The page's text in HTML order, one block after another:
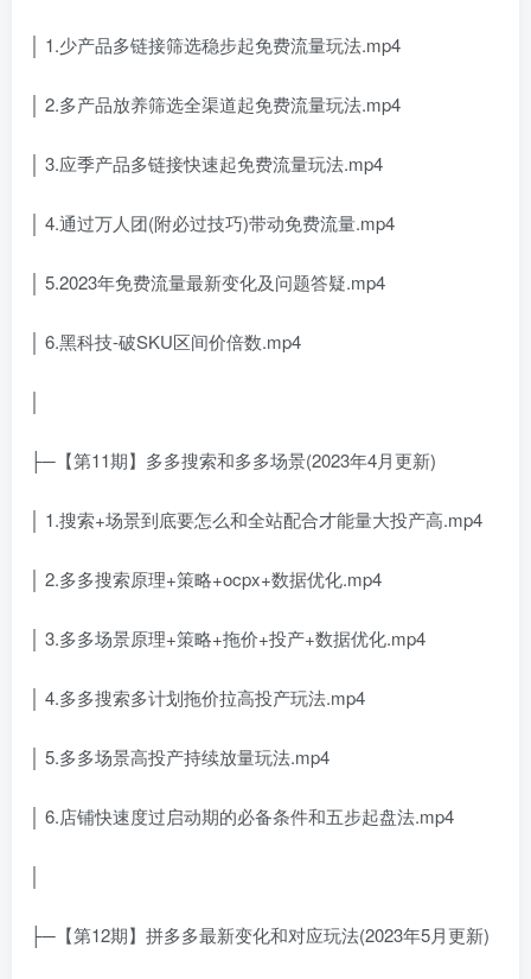
│ 1.少产品多链接筛选稳步起免费流量玩法.mp4
│ 2.多产品放养筛选全渠道起免费流量玩法.mp4
│ 3.应季产品多链接快速起免费流量玩法.mp4
│ 4.通过万人团(附必过技巧)带动免费流量.mp4
│ 5.2023年免费流量最新变化及问题答疑.mp4
│ 6.黑科技-破SKU区间价倍数.mp4
├─【第11期】多多搜索和多多场景(2023年4月更新)
│ 1.搜索+场景到底要怎么和全站配合才能量大投产高.mp4
│ 2.多多搜索原理+策略+ocpx+数据优化.mp4
│ 3.多多场景原理+策略+拖价+投产+数据优化.mp4
│ 4.多多搜索多计划拖价拉高投产玩法.mp4
│ 5.多多场景高投产持续放量玩法.mp4
│ 6.店铺快速度过启动期的必备条件和五步起盘法.mp4
├─【第12期】拼多多最新变化和对应玩法(2023年5月更新)